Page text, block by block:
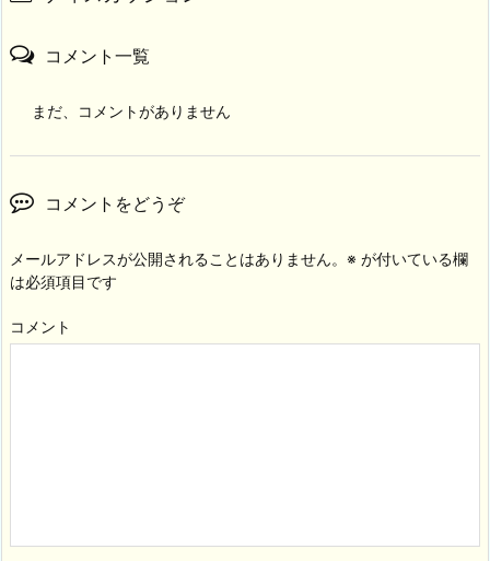
コメント一覧
まだ、コメントがありません
コメントをどうぞ
メールアドレスが公開されることはありません。 ※ が付いている欄
は必須項目です
コメント